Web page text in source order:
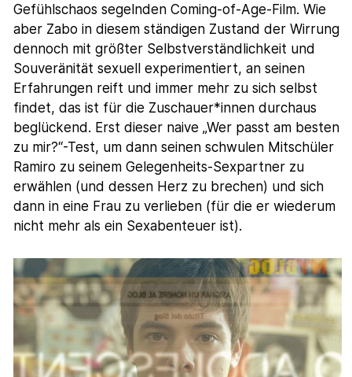
Gefühlschaos segelnden Coming-of-Age-Film. Wie
aber Zabo in diesem ständigen Zustand der Wirrung
dennoch mit größter Selbstverständlichkeit und
Souveränität sexuell experimentiert, an seinen
Erfahrungen reift und immer mehr zu sich selbst
findet, das ist für die Zuschauer*innen durchaus
beglückend. Erst dieser naive „Wer passt am besten
zu mir?“-Test, um dann seinen schwulen Mitschüler
Ramiro zu seinem Gelegenheits-Sexpartner zu
erwählen (und dessen Herz zu brechen) und sich
dann in eine Frau zu verlieben (für die er wiederum
nicht mehr als ein Sexabenteuer ist).